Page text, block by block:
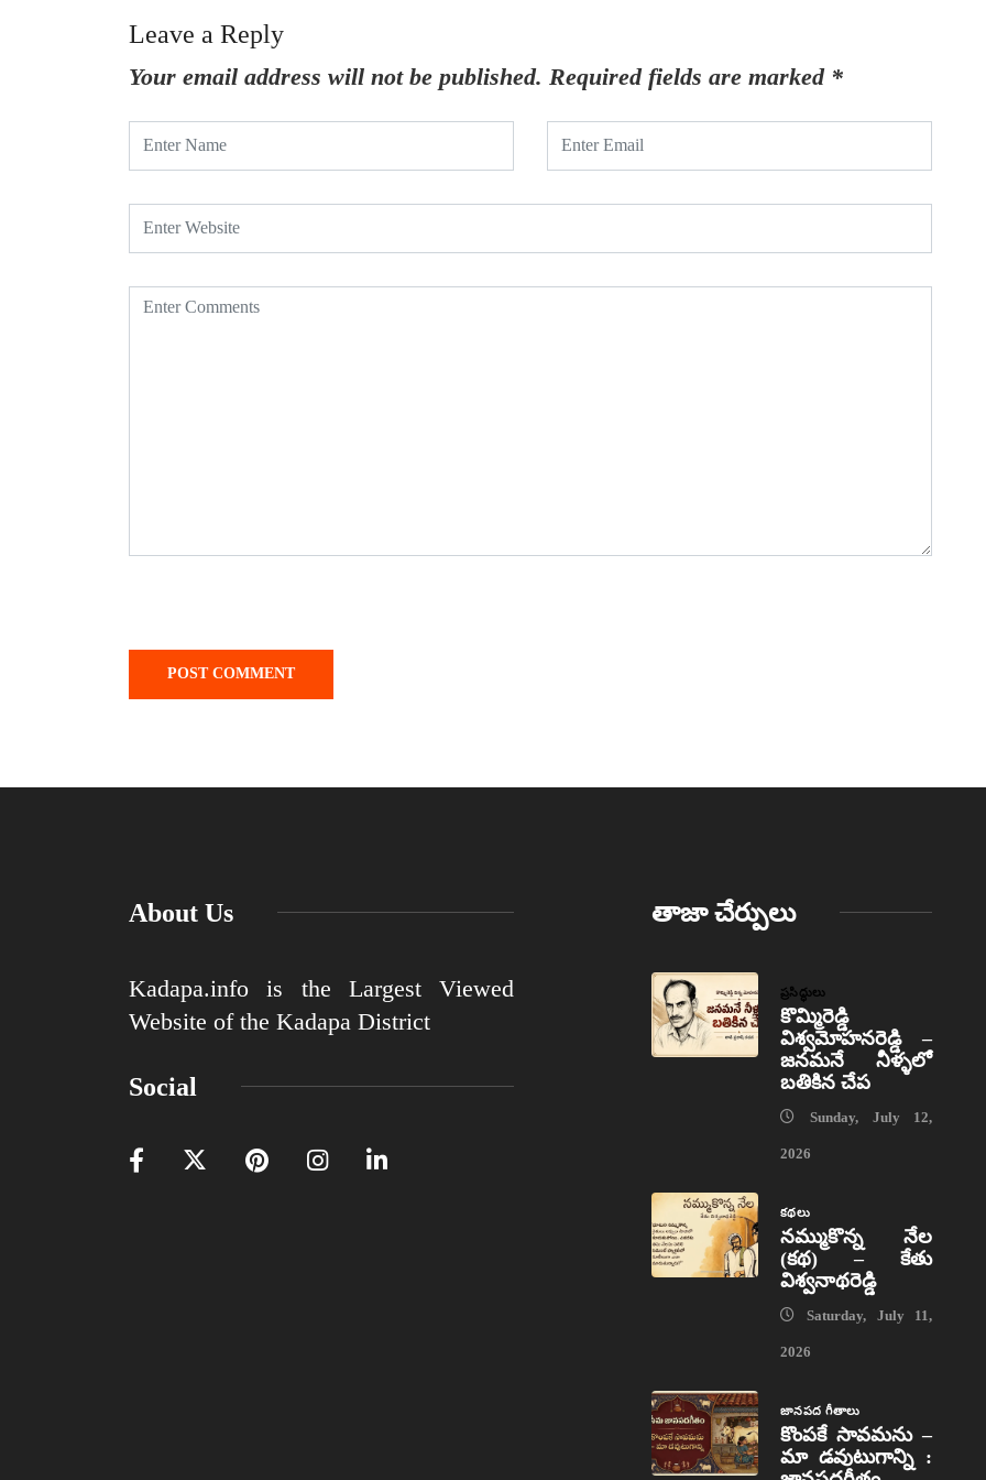
Leave a Reply
Your email address will not be published. Required fields are marked *
About Us
Kadapa.info is the Largest Viewed
Website of the Kadapa District
Social
తాజా చేర్పులు
ప్రసిద్ధులు
కొమ్మిరెడ్డి
విశ్వమోహనరెడ్డి –
జనమనే నీళ్ళలో
బతికిన చేప
Sunday, July 12,
2026
కథలు
నమ్ముకొన్న నేల
(కథ) – కేతు
విశ్వనాథరెడ్డి
Saturday, July 11,
2026
జానపద గీతాలు
కొంపకే సావమను –
మా డవుటుగాన్ని :